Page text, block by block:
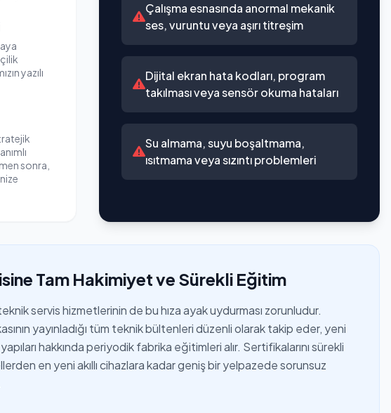
yazılı
sonra,
Çalışma esnasında anormal mekanik
ses, vuruntu veya aşırı titreşim
Dijital ekran hata kodları, program
takılması veya sensör okuma hataları
Su almama, suyu boşaltmama,
ısıtmama veya sızıntı problemleri
Tam Hakimiyet ve Sürekli Eğitim
servis hizmetlerinin de bu hıza ayak uydurması zorunludur.
yayınladığı tüm teknik bültenleri düzenli olarak takip eder, yeni
hakkında periyodik fabrika eğitimleri alır. Sertifikalarını sürekli
en yeni akıllı cihazlara kadar geniş bir yelpazede sorunsuz